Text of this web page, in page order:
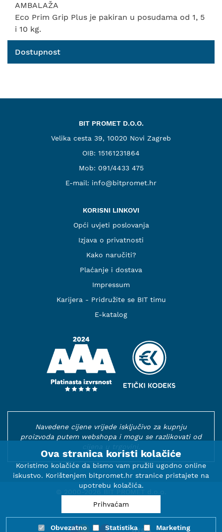
AMBALAŽA
Eco Prim Grip Plus je pakiran u posudama od 1, 5
i 10 kg.
Dostupnost
BIT PROMET D.O.O.
Velika cesta 39, 10020 Novi Zagreb
OIB: 15161231864
Mob: 091/4433 475
E-mail: info@bitpromet.hr
KORISNI LINKOVI
Opći uvjeti poslovanja
Izjava o privatnosti
Kako naručiti?
Plaćanje i dostava
Impressum
Karijera - Pridružite se BIT timu
E-katalog
Navedene cijene vrijede isključivo za kupnju
proizvoda putem webshopa i mogu se razlikovati od
© 2000-2026 BIT PROMET d.o.o.
Ova stranica koristi kolačiće
Koristimo kolačiće da bismo vam pružili ugodno online
iskustvo. Korištenjem bitpromet.hr stranice pristajete na
upotrebu kolačića.
Prihvaćam
Obvezatno Statistika Marketing